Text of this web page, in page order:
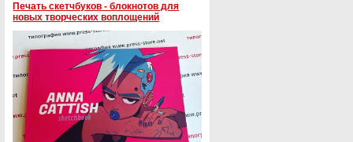
Печать скетчбуков - блокнотов для
новых творческих воплощений